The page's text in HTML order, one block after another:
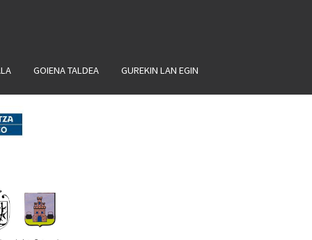
GOIENA TALDEA GUREKIN LAN EGIN